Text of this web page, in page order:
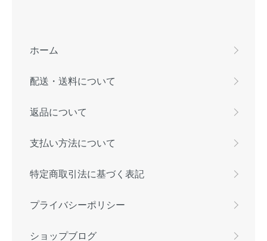
ホーム
配送・送料について
返品について
支払い方法について
特定商取引法に基づく表記
プライバシーポリシー
ショップブログ